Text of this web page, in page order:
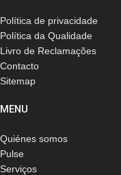
Política de privacidade
Política da Qualidade
Livro de Reclamações
Contacto
Sitemap
MENU
Quiénes somos
Pulse
Serviços